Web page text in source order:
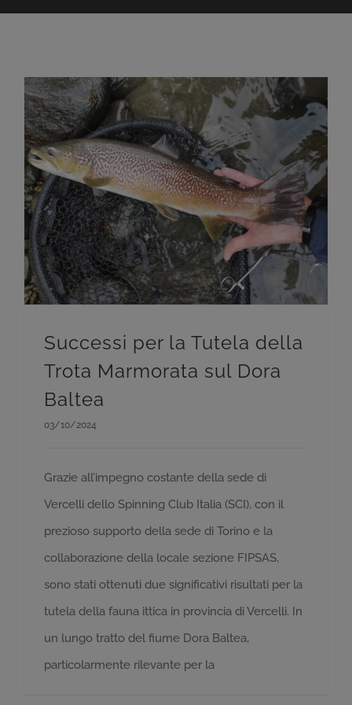
Successi per la Tutela della
Trota Marmorata sul Dora
Baltea
03/10/2024
Grazie all’impegno costante della sede di
Vercelli dello Spinning Club Italia (SCI), con il
prezioso supporto della sede di Torino e la
collaborazione della locale sezione FIPSAS,
sono stati ottenuti due significativi risultati per la
tutela della fauna ittica in provincia di Vercelli. In
un lungo tratto del fiume Dora Baltea,
particolarmente rilevante per la